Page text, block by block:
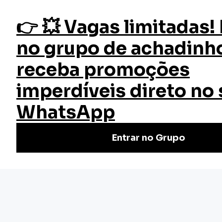
fazer login
Início Cursos Cursos Gratuitos
Lei Brasileira de Inclusão da Pessoa com Deficiência
Curso Lei Brasileira de Inclusão
da Pessoa com Deficiência
Quer saber mais sobre a Lei Brasileira de Inclusão de
Pessoas com Deficiência? Participe do nosso curso